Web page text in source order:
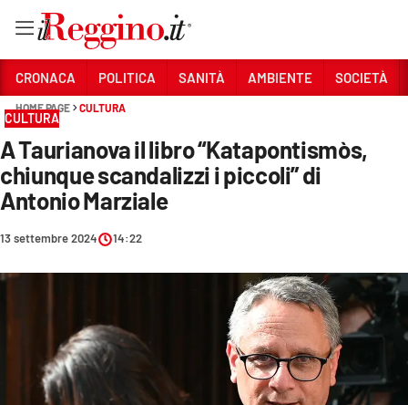
Sezioni
CRONACA
POLITICA
SANITÀ
AMBIENTE
CULTURA
ECONOMIA E LAVORO
CRONACA POLITICA SANITÀ AMBIENTE SOCIETÀ
HOME PAGE CULTURA
CULTURA
A Taurianova il libro “Katapontismòs,
chiunque scandalizzi i piccoli” di
Antonio Marziale
13 settembre 2024 14:22